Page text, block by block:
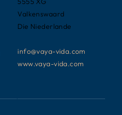
Valkenswaard
Die Niederlande
info@vaya-vida.com
www.vaya-vida.com